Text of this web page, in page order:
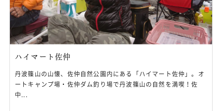
ハイマート佐仲
丹波篠山の山懐、佐仲自然公園内にある「ハイマート佐仲」。オ
ートキャンプ場・佐仲ダム釣り場で丹波篠山の自然を満喫！佐
中...